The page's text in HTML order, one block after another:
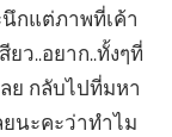
กแต่ภาพที่เค้า
ว..อยาก..ทั้งๆที่
ย กลับไปที่มหา
ยนะคะว่าทำไม